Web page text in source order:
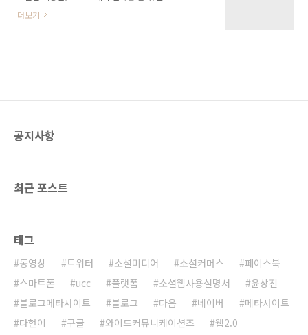
래 새로운 것은 없다고 하지만 세상은 빠르게 변
수를 늘려갈 것이다. 하지만 이제 백만장자의 꿈
한국인.” 통계청이 23일 발표한 국내 기업이 올
사이에 350만시간(총 2억1000만분)이 증가했
더보기
공지사항
최근 포스트
태그
동영상 트위터 소셜미디어 소셜커머스
페이스북
스마트폰
ucc 플랫폼 소셜웹사용설명서
윤상진
블로그메타사이트
블로그 다음 네이버
메타사이트
다현이
구글 와이드커뮤니케이션즈
웹2.0